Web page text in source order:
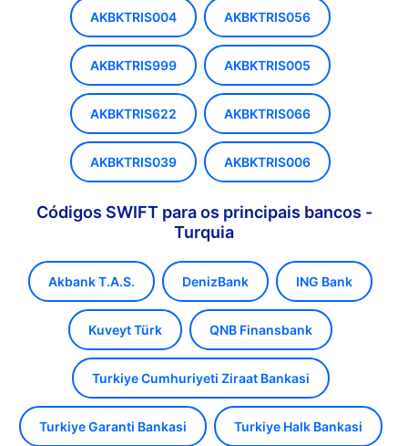
AKBKTRIS004 AKBKTRIS056
AKBKTRIS999 AKBKTRIS005
AKBKTRIS622 AKBKTRIS066
AKBKTRIS039 AKBKTRIS006
Códigos SWIFT para os principais bancos -
Turquia
Akbank T.A.S. DenizBank ING Bank
Kuveyt Türk QNB Finansbank
Turkiye Cumhuriyeti Ziraat Bankasi
Turkiye Garanti Bankasi Turkiye Halk Bankasi